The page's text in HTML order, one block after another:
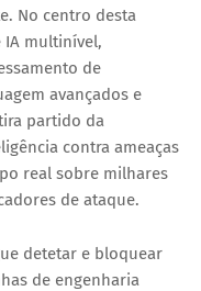
No centro desta
multinível,
de
avançados e
partido da
contra ameaças
real sobre milhares
de ataque.
detetar e bloquear
de engenharia